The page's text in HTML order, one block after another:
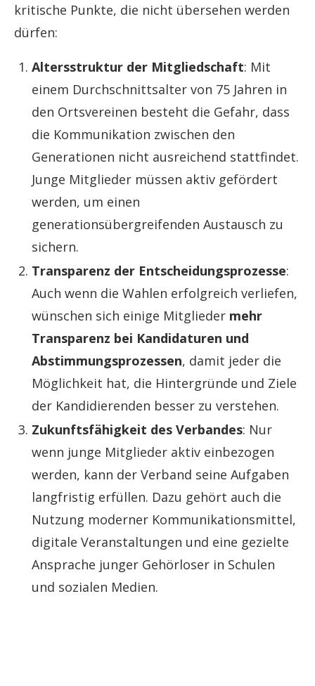
kritische Punkte, die nicht übersehen werden
dürfen:
Altersstruktur der Mitgliedschaft: Mit
einem Durchschnittsalter von 75 Jahren in
den Ortsvereinen besteht die Gefahr, dass
die Kommunikation zwischen den
Generationen nicht ausreichend stattfindet.
Junge Mitglieder müssen aktiv gefördert
werden, um einen
generationsübergreifenden Austausch zu
sichern.
Transparenz der Entscheidungsprozesse:
Auch wenn die Wahlen erfolgreich verliefen,
wünschen sich einige Mitglieder mehr
Transparenz bei Kandidaturen und
Abstimmungsprozessen, damit jeder die
Möglichkeit hat, die Hintergründe und Ziele
der Kandidierenden besser zu verstehen.
Zukunftsfähigkeit des Verbandes: Nur
wenn junge Mitglieder aktiv einbezogen
werden, kann der Verband seine Aufgaben
langfristig erfüllen. Dazu gehört auch die
Nutzung moderner Kommunikationsmittel,
digitale Veranstaltungen und eine gezielte
Ansprache junger Gehörloser in Schulen
und sozialen Medien.